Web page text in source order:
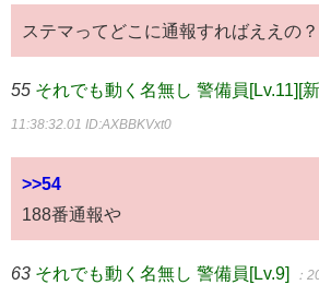
ステマってどこに通報すればええの？
55 それでも動く名無し 警備員[Lv.11][
11:38:32.01 ID:AXBBKVxt0
>>54
188番通報や
63 それでも動く名無し 警備員[Lv.9] ：